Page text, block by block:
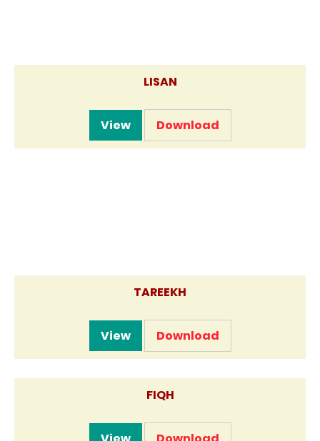
LISAN
View Download
TAREEKH
View Download
FIQH